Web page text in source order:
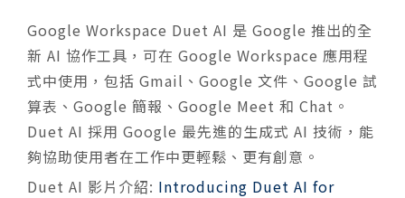
Google Workspace Duet AI 是 Google 推出的全
新 AI 協作工具，可在 Google Workspace 應用程
式中使用，包括 Gmail、Google 文件、Google 試
算表、Google 簡報、Google Meet 和 Chat。
Duet AI 採用 Google 最先進的生成式 AI 技術，能
夠協助使用者在工作中更輕鬆、更有創意。
Duet AI 影片介紹: Introducing Duet AI for